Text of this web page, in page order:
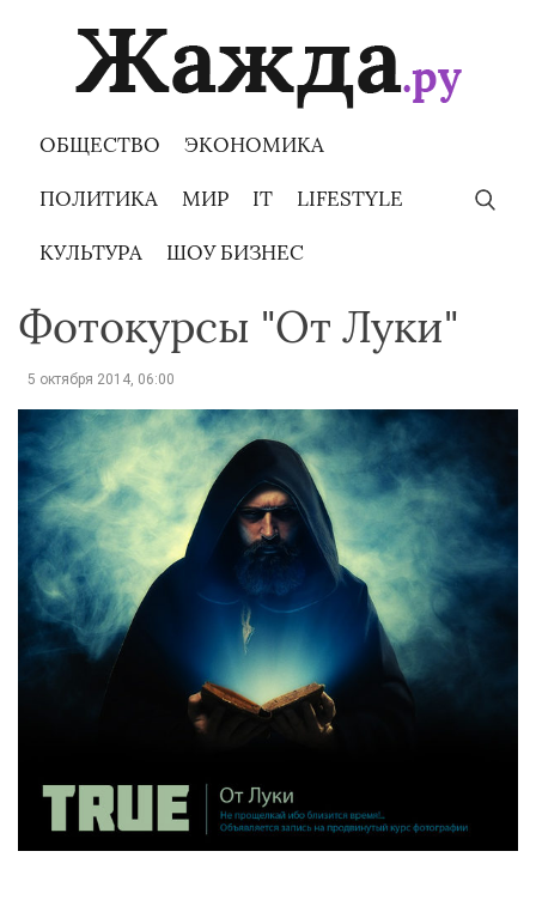
ОБЩЕСТВО ЭКОНОМИКА
ПОЛИТИКА МИР IT LIFESTYLE
КУЛЬТУРА ШОУ БИЗНЕС
Фотокурсы "От Луки"
5 октября 2014, 06:00